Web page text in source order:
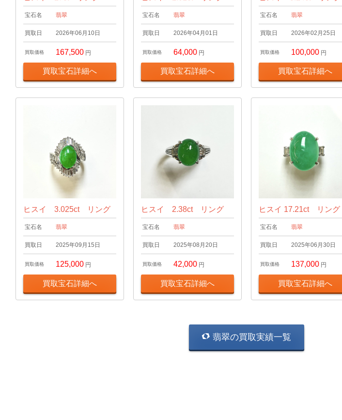
宝石名 翡翠
買取日 2026年06月10日
買取価格 167,500 円
買取宝石詳細へ
宝石名 翡翠
買取日 2026年04月01日
買取価格 64,000 円
買取宝石詳細へ
宝石名 翡翠
買取日 2026年02月25日
買取価格 100,000 円
買取宝石詳細へ
ヒスイ 3.025ct リング
宝石名 翡翠
買取日 2025年09月15日
買取価格 125,000 円
買取宝石詳細へ
ヒスイ 2.38ct リング
宝石名 翡翠
買取日 2025年08月20日
買取価格 42,000 円
買取宝石詳細へ
ヒスイ 17.21ct リング
宝石名 翡翠
買取日 2025年06月30日
買取価格 137,000 円
買取宝石詳細へ
翡翠の買取実績一覧